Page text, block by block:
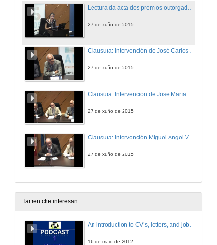
27 de xuño de 2015
Clausura: Intervención de José Carlos Millán Cañenti
27 de xuño de 2015
27 de xuño de 2015
Clausura: Intervención Miguel Ángel Vázquez Vázquez
27 de xuño de 2015
Tamén che interesan
An introduction to CV’s, letters, and job searching
16 de maio de 2012